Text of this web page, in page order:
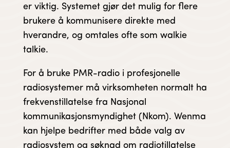
er viktig. Systemet gjør det mulig for flere
brukere å kommunisere direkte med
hverandre, og omtales ofte som walkie
talkie.
For å bruke PMR-radio i profesjonelle
radiosystemer må virksomheten normalt ha
frekvenstillatelse fra Nasjonal
kommunikasjonsmyndighet (Nkom). Wenma
kan hjelpe bedrifter med både valg av
radiosystem og søknad om radiotillatelse